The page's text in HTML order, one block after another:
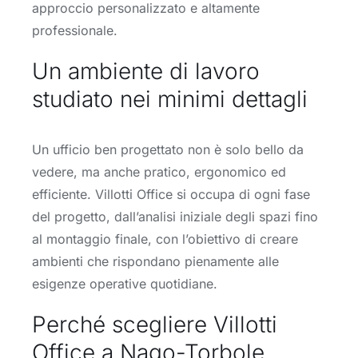
approccio personalizzato e altamente
professionale.
Un ambiente di lavoro
studiato nei minimi dettagli
Un ufficio ben progettato non è solo bello da
vedere, ma anche pratico, ergonomico ed
efficiente. Villotti Office si occupa di ogni fase
del progetto, dall’analisi iniziale degli spazi fino
al montaggio finale, con l’obiettivo di creare
ambienti che rispondano pienamente alle
esigenze operative quotidiane.
Perché scegliere Villotti
Office a Nago-Torbole